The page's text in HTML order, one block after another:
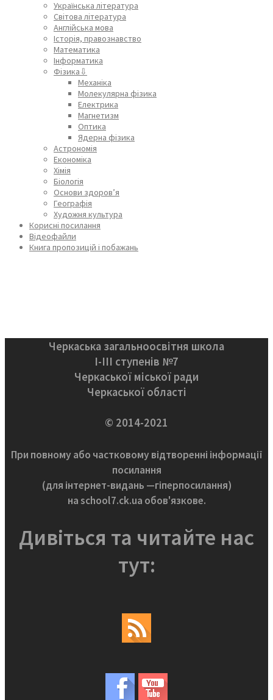
Українська література
Світова література
Англійська мова
Історія, правознавство
Математика
Інформатика
Фізика⇩
Механіка
Молекулярна фізика
Електрика
Магнетизм
Оптика
Ядерна фізика
Астрономія
Економіка
Хімія
Біологія
Основи здоров’я
Географія
Художня культура
Корисні посилання
Відеофайли
Книга пропозицій і побажань
Черкаська загальноосвітня школа
І-ІІІ ступенів №7
Черкаської міської ради
Черкаської області
© 2014-2021
При повному або частковому відтворенні інформації
посилання
(для інтернет-видань —гіперпосилання)
на school7.ck.ua обов'язкове.
Дивіться та читайте нас
тут: